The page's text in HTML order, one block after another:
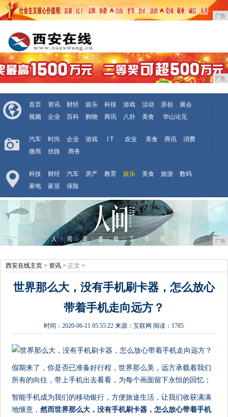
广告
广告
首页 资讯 财经 娱乐 科技 游戏 活动 原创
展会
视频
企业 百科 购物 商讯 八卦 美食 华山论见
汽车 时尚 企业 游戏 I T 农业 美食 商讯
消费
微商
丝路 商务
科技 财经 汽车 房产 教育 娱乐 美食 旅游
数码
家电
家居 保险
广告
西安在线主页 > 资讯 > 正文 >
世界那么大，没有手机刷卡器，怎么放心
带着手机走向远方？
时间：2020-06-11 05:55:22 来源：互联网 阅读：1785
假期来了，你是否已准备好行程，世界那么美，远方承载着我们
所有的向往，带上手机出去看看，为每个画面留下永恒的回忆；
智能手机成为我们的移动银行，方便旅途生活，让我们收获满满
地惬意，然而世界那么大，没有手机刷卡器，怎么放心带着手机